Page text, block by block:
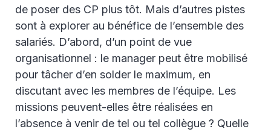
de poser des CP plus tôt. Mais d’autres pistes
sont à explorer au bénéfice de l’ensemble des
salariés. D’abord, d’un point de vue
organisationnel : le manager peut être mobilisé
pour tâcher d’en solder le maximum, en
discutant avec les membres de l’équipe. Les
missions peuvent-elles être réalisées en
l’absence à venir de tel ou tel collègue ? Quelle